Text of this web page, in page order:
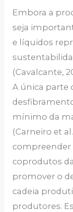
Embora a
seja
e líquidos
(Cavalcante,
A única parte
mínimo da
(Carneiro et
compreender
coprodutos
promover o
cadeia
produtores.